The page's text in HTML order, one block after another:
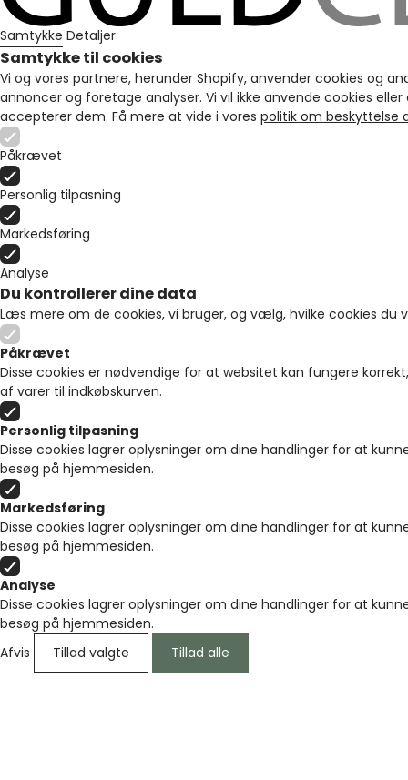
Samtykke Detaljer
Samtykke til cookies
Vi og vores partnere, herunder Shopify, anvender cookies og
annoncer og foretage analyser. Vi vil ikke anvende cookies
accepterer dem. Få mere at vide i vores politik om beskyttelse
Påkrævet
Personlig tilpasning
Markedsføring
Analyse
Du kontrollerer dine data
Læs mere om de cookies, vi bruger, og vælg, hvilke cookies du
Påkrævet
Disse cookies er nødvendige for at websitet kan fungere
af varer til indkøbskurven.
Personlig tilpasning
Disse cookies lagrer oplysninger om dine handlinger for at
besøg på hjemmesiden.
Markedsføring
Disse cookies lagrer oplysninger om dine handlinger for at
besøg på hjemmesiden.
Analyse
Disse cookies lagrer oplysninger om dine handlinger for at
besøg på hjemmesiden.
Afvis
Tillad valgte Tillad alle